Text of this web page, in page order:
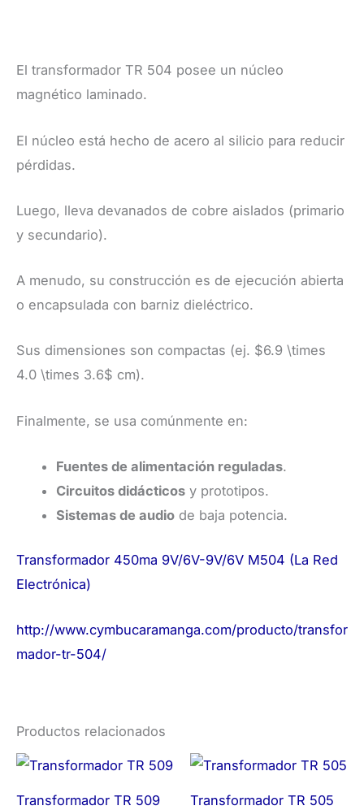
El transformador TR 504 posee un núcleo
magnético laminado.
El núcleo está hecho de acero al silicio para reducir
pérdidas.
Luego, lleva devanados de cobre aislados (primario
y secundario).
A menudo, su construcción es de ejecución abierta
o encapsulada con barniz dieléctrico.
Sus dimensiones son compactas (ej. $6.9 \times
4.0 \times 3.6$ cm).
Finalmente, se usa comúnmente en:
Fuentes de alimentación reguladas.
Circuitos didácticos y prototipos.
Sistemas de audio de baja potencia.
Transformador 450ma 9V/6V-9V/6V M504 (La Red
Electrónica)
http://www.cymbucaramanga.com/producto/transfor
mador-tr-504/
Productos relacionados
Transformador TR 509 Transformador TR 505